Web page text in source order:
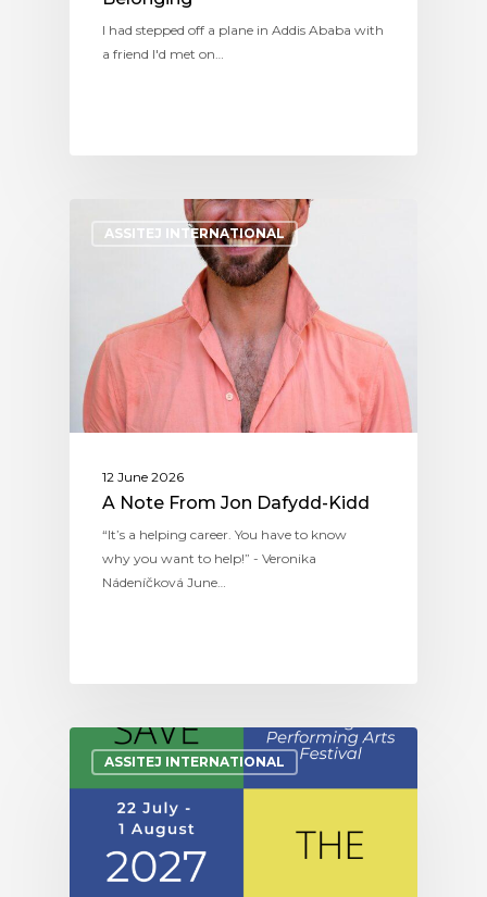
I had stepped off a plane in Addis Ababa with
a friend I'd met on…
ASSITEJ INTERNATIONAL
12 June 2026
A Note From Jon Dafydd-Kidd
“It’s a helping career. You have to know
why you want to help!” - Veronika
Nádeníčková June…
ASSITEJ INTERNATIONAL